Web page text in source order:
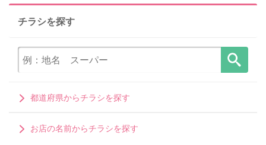
チラシを探す
都道府県からチラシを探す
お店の名前からチラシを探す